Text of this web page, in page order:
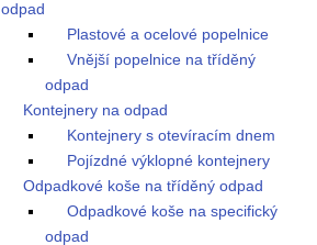
odpad
Plastové a ocelové popelnice
Vnější popelnice na tříděný
odpad
Kontejnery na odpad
Kontejnery s otevíracím dnem
Pojízdné výklopné kontejnery
Odpadkové koše na tříděný odpad
Odpadkové koše na specifický
odpad